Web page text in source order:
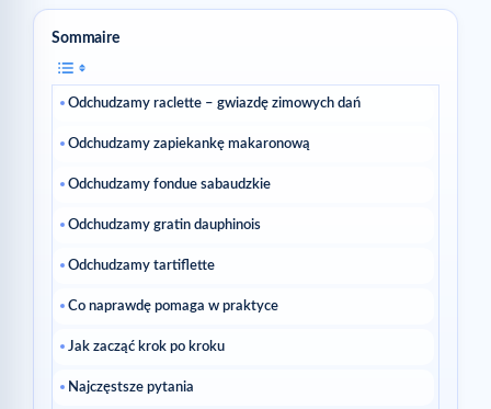
Sommaire
Odchudzamy raclette – gwiazdę zimowych dań
Odchudzamy zapiekankę makaronową
Odchudzamy fondue sabaudzkie
Odchudzamy gratin dauphinois
Odchudzamy tartiflette
Co naprawdę pomaga w praktyce
Jak zacząć krok po kroku
Najczęstsze pytania